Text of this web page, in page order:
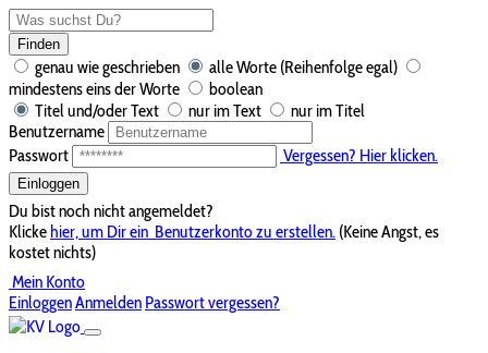
Finden
genau wie geschrieben
alle Worte (Reihenfolge egal)
mindestens eins der Worte
boolean
Titel und/oder Text
nur im Text
nur im Titel
Benutzername
Passwort
Vergessen? Hier klicken.
Einloggen
Du bist noch nicht angemeldet?
Klickehier, um Dir ein Benutzerkonto zu erstellen. (Keine Angst, es
kostet nichts)
Mein Konto
EinloggenAnmelden Passwort vergessen?